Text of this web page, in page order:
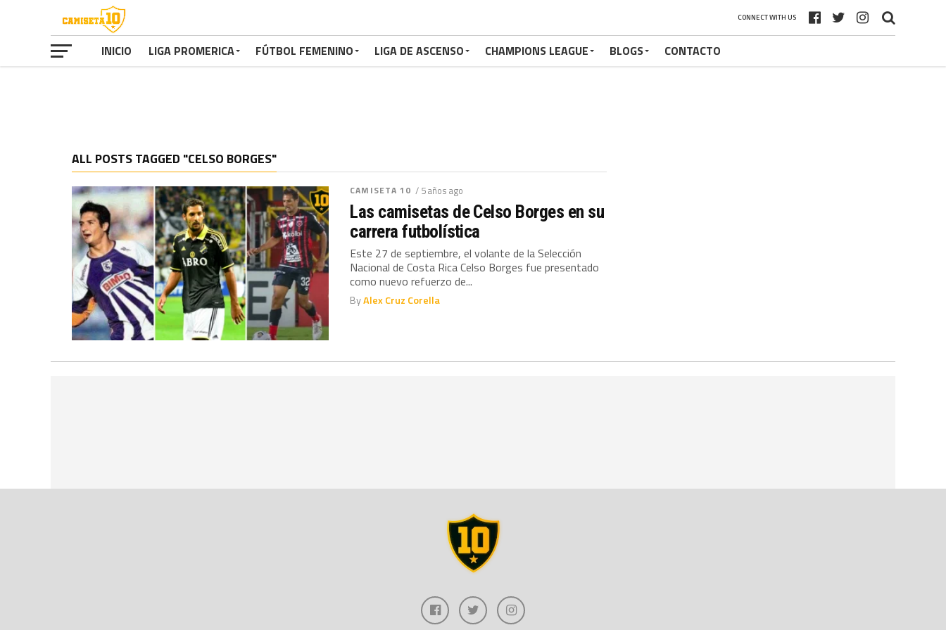
CONNECT WITH US
INICIO LIGA PROMERICA FÚTBOL FEMENINO LIGA DE ASCENSO CHAMPIONS LEAGUE BLOGS CONTACTO
ALL POSTS TAGGED "CELSO BORGES"
CAMISETA 10 / 5 años ago
Las camisetas de Celso Borges en su
carrera futbolística
Este 27 de septiembre, el volante de la Selección
Nacional de Costa Rica Celso Borges fue presentado
como nuevo refuerzo de...
ByAlex Cruz Corella